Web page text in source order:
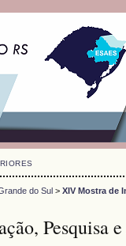
do Sul >XIV Mostra de
Pesquisa